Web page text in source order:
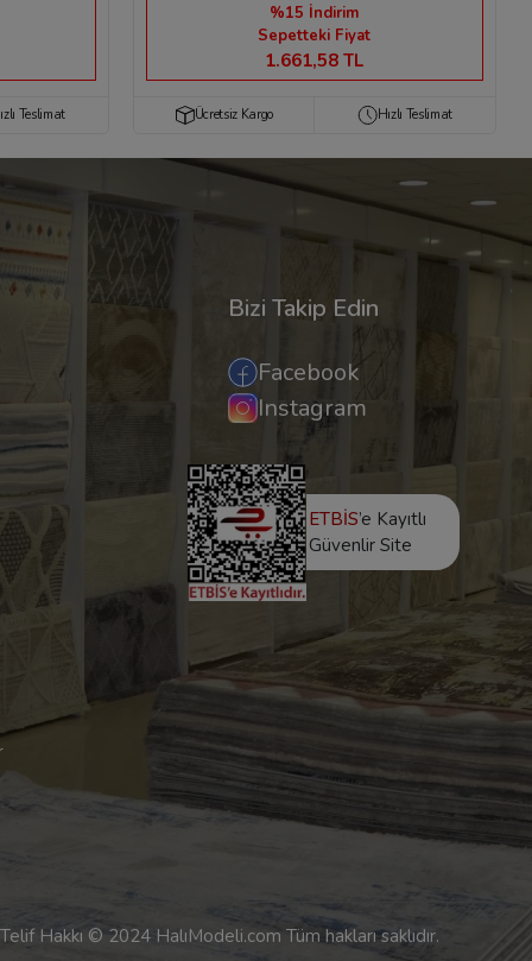
Teslimat
%15 İndirim
Sepetteki Fiyat
1.661,58 TL
Ücretsiz Kargo Hızlı Teslimat
Bizi Takip Edin
Facebook
Instagram
ETBİS’e Kayıtlı
Güvenlir Site
Telif Hakkı © 2024 HalıModeli.com Tüm hakları saklıdır.